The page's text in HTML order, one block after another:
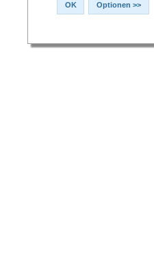
OK Optionen >>